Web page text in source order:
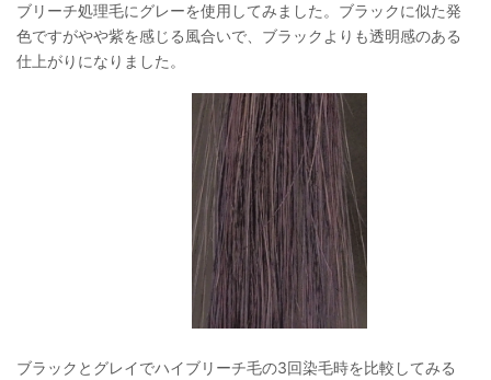
ブリーチ処理毛にグレーを使用してみました。ブラックに似た発
色ですがやや紫を感じる風合いで、ブラックよりも透明感のある
仕上がりになりました。
ブラックとグレイでハイブリーチ毛の3回染毛時を比較してみる